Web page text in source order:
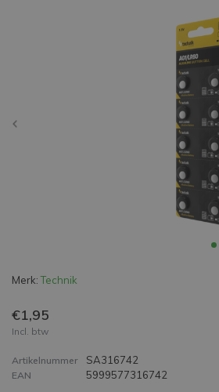
Merk:Technik
€1,95
Incl. btw
Artikelnummer SA316742
EAN 5999577316742